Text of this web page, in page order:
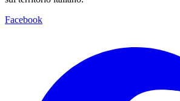
Facebook